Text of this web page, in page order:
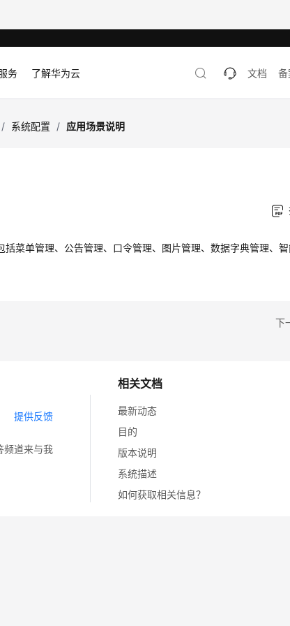
务 了解华为云 文档 备
/ 系统配置 / 应用场景说明
菜单管理、公告管理、口令管理、图片管理、数据字典管理、
下
相关文档
最新动态
目的
版本说明
系统描述
如何获取相关信息？
提供反馈
频道来与我